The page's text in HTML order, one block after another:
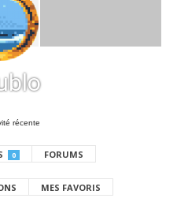
récente
0 FORUMS
MES FAVORIS